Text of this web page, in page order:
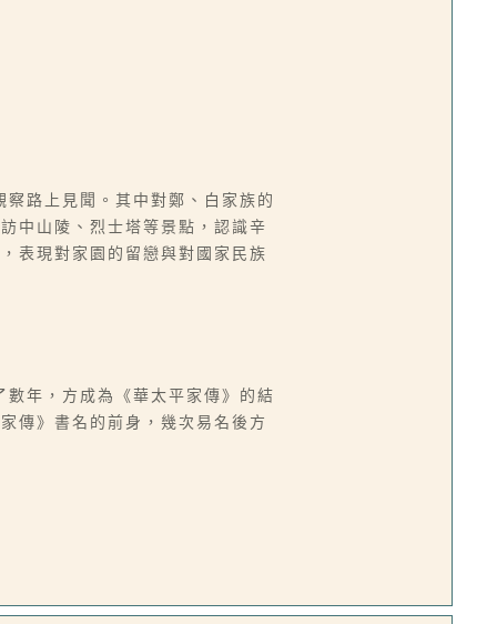
路上見聞。其中對鄭、白家族的
中山陵、烈士塔等景點，認識辛
表現對家園的留戀與對國家民族
年，方成為《華太平家傳》的結
傳》書名的前身，幾次易名後方